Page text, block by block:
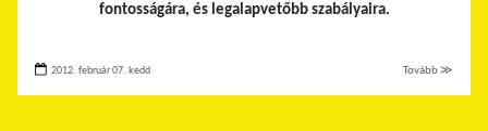
fontosságára, és legalapvetőbb szabályaira.
2012. február 07. kedd Tovább ≫